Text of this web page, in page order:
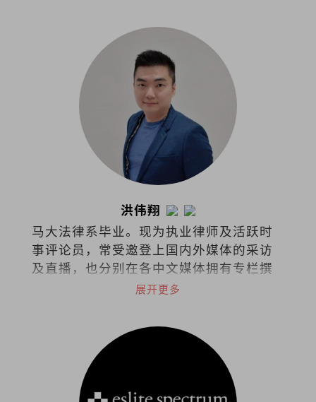
洪伟翔
马大法律系毕业。现为执业律师及活跃时
事评论员，常受邀登上国内外媒体的采访
及直播，也分别在各中文媒体拥有专栏撰
稿，针砭时事、分享看法。
展开更多